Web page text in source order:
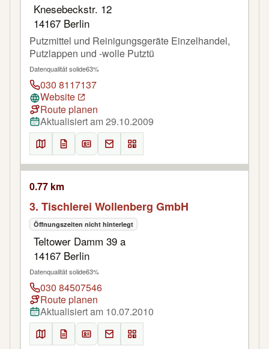
Knesebeckstr. 12
14167 Berlin
Putzmittel und Reinigungsgeräte Einzelhandel,
Putzlappen und -wolle Putztü
Datenqualität solide63%
030 8117137
Website
Route planen
Aktualisiert am 29.10.2009
0.77 km
3. Tischlerei Wollenberg GmbH
Öffnungszeiten nicht hinterlegt
Teltower Damm 39 a
14167 Berlin
Datenqualität solide63%
030 84507546
Route planen
Aktualisiert am 10.07.2010